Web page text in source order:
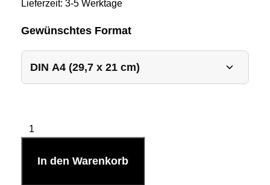
Lieferzeit: 3-5 Werktage
Gewünschtes Format
In den Warenkorb